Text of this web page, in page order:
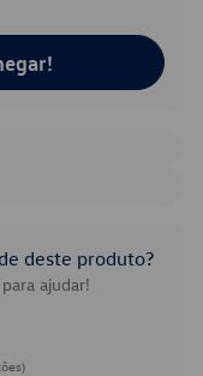
deste produto?
ajudar!